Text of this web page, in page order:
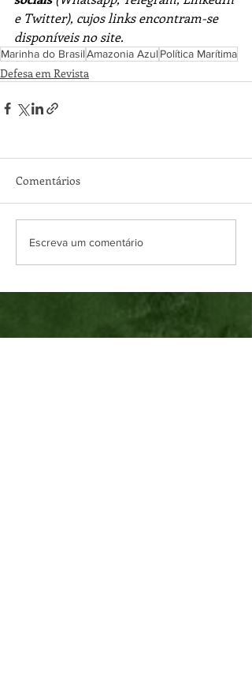
e Twitter), cujos links encontram-se
disponíveis no site.
Marinha do BrasilAmazonia Azul Política Marítima
Defesa em Revista
Comentários
Escreva um comentário